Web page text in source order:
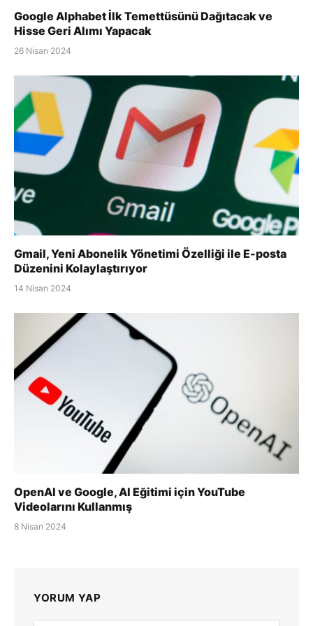
Google Alphabet İlk Temettüsünü Dağıtacak ve
Hisse Geri Alımı Yapacak
26 Nisan 2024
Gmail, Yeni Abonelik Yönetimi Özelliği ile E-posta
Düzenini Kolaylaştırıyor
14 Nisan 2024
OpenAI ve Google, AI Eğitimi için YouTube
Videolarını Kullanmış
8 Nisan 2024
YORUM YAP